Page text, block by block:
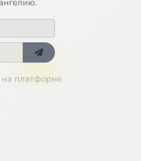
в храм
на платформе